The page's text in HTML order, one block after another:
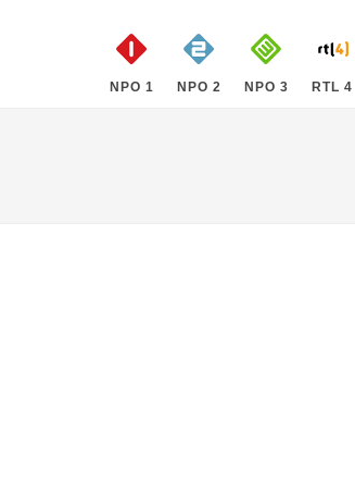
NPO 1 NPO 2 NPO 3 RTL 4